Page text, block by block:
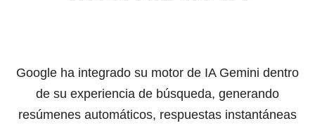
Google ha integrado su motor de IA Gemini dentro
de su experiencia de búsqueda, generando
resúmenes automáticos, respuestas instantáneas